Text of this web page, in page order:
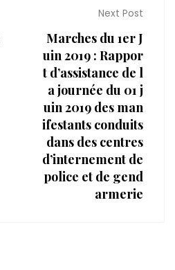
Next Post
Marches du 1er J
uin 2019 : Rappor
t d’assistance de l
a journée du 01 j
uin 2019 des man
ifestants conduits
dans des centres
d’internement de
police et de gend
armerie